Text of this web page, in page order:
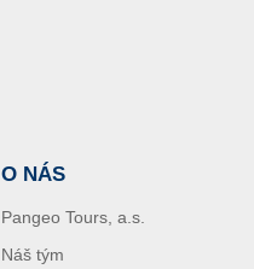
O NÁS
Pangeo Tours, a.s.
Náš tým